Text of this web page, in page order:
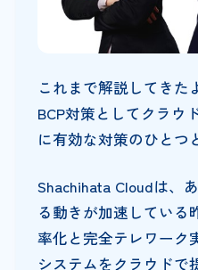
これまで解説してきた
BCP対策としてクラウ
に有効な対策のひとつ
Shachihata Cloudは、
る動きが加速している
率化と完全テレワーク
システムをクラウドで